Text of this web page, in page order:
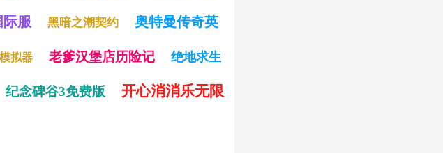
际服 黑暗之潮契约 奥特曼传奇英
拟器 老爹汉堡店历险记 绝地求生
纪念碑谷3免费版 开心消消乐无限